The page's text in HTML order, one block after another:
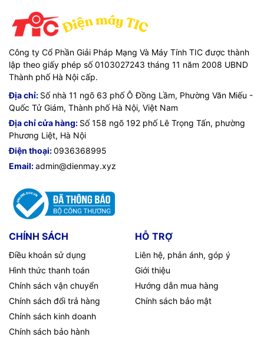
Công ty Cổ Phần Giải Pháp Mạng Và Máy Tính TIC được thành
lập theo giấy phép số 0103027243 tháng 11 năm 2008 UBND
Thành phố Hà Nội cấp.
Địa chỉ: Số nhà 11 ngõ 63 phố Ô Đồng Lầm, Phường Văn Miếu -
Quốc Tử Giám, Thành phố Hà Nội, Việt Nam
Địa chỉ cửa hàng: Số 158 ngõ 192 phố Lê Trọng Tấn, phường
Phương Liệt, Hà Nội
Điện thoại:0936368995
Email:admin@dienmay.xyz
CHÍNH SÁCH
Điều khoản sử dụng
Hình thức thanh toán
Chính sách vận chuyển
Chính sách đổi trả hàng
Chính sách kinh doanh
Chính sách bảo hành
HỖ TRỢ
Liên hệ, phản ánh, góp ý
Giới thiệu
Hướng dẫn mua hàng
Chính sách bảo mật